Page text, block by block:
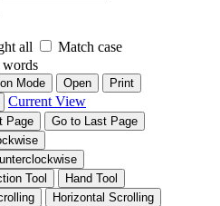
all
Match case
Mode Open
Print
Current View
Page
Go to Last Page
Tool
Hand Tool
Horizontal Scrolling